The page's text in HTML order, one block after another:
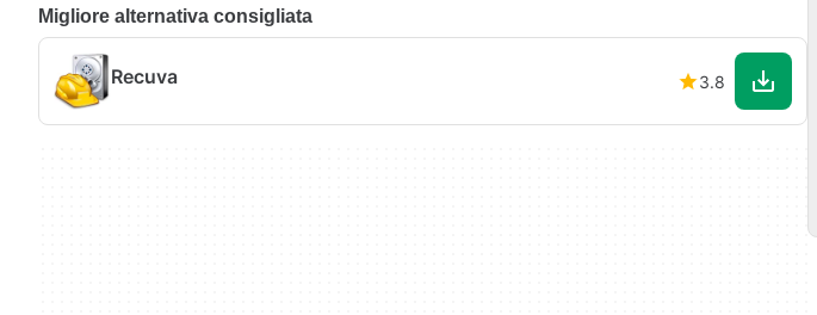
Migliore alternativa consigliata
Recuva 3.8